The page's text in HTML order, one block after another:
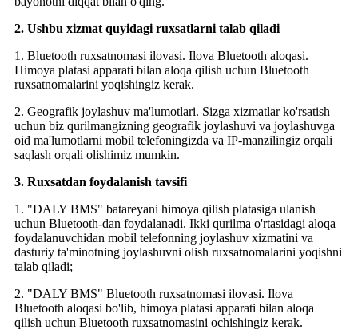
2. Ushbu xizmat quyidagi ruxsatlarni talab qiladi
1. Bluetooth ruxsatnomasi ilovasi. Ilova Bluetooth aloqasi.
Himoya platasi apparati bilan aloqa qilish uchun Bluetooth
ruxsatnomalarini yoqishingiz kerak.
2. Geografik joylashuv ma'lumotlari. Sizga xizmatlar ko'rsatish
uchun biz qurilmangizning geografik joylashuvi va joylashuvga
oid ma'lumotlarni mobil telefoningizda va IP-manzilingiz orqali
saqlash orqali olishimiz mumkin.
3. Ruxsatdan foydalanish tavsifi
1. "DALY BMS" batareyani himoya qilish platasiga ulanish
uchun Bluetooth-dan foydalanadi. Ikki qurilma o'rtasidagi aloqa
foydalanuvchidan mobil telefonning joylashuv xizmatini va
dasturiy ta'minotning joylashuvni olish ruxsatnomalarini yoqishni
talab qiladi;
2. "DALY BMS" Bluetooth ruxsatnomasi ilovasi. Ilova
Bluetooth aloqasi bo'lib, himoya platasi apparati bilan aloqa
qilish uchun Bluetooth ruxsatnomasini ochishingiz kerak.